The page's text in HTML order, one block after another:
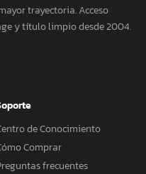
trayectoria. Acceso
y título limpio desde 2004.
de Conocimiento
Comprar
frecuentes